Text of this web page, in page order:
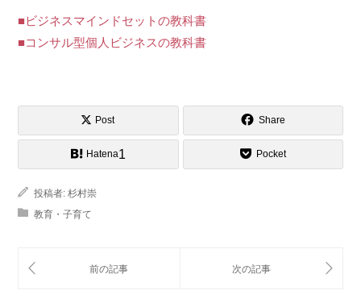
■ビジネスマインドセットの教科書
■コンサル型個人ビジネスの教科書
Post Share
Hatena1 Pocket
投稿者: 杉村崇
教育・子育て